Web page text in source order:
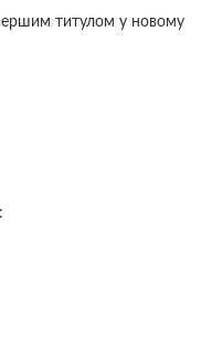
першим титулом у новому